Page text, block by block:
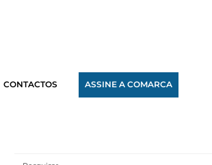
CONTACTOS ASSINE A COMARCA